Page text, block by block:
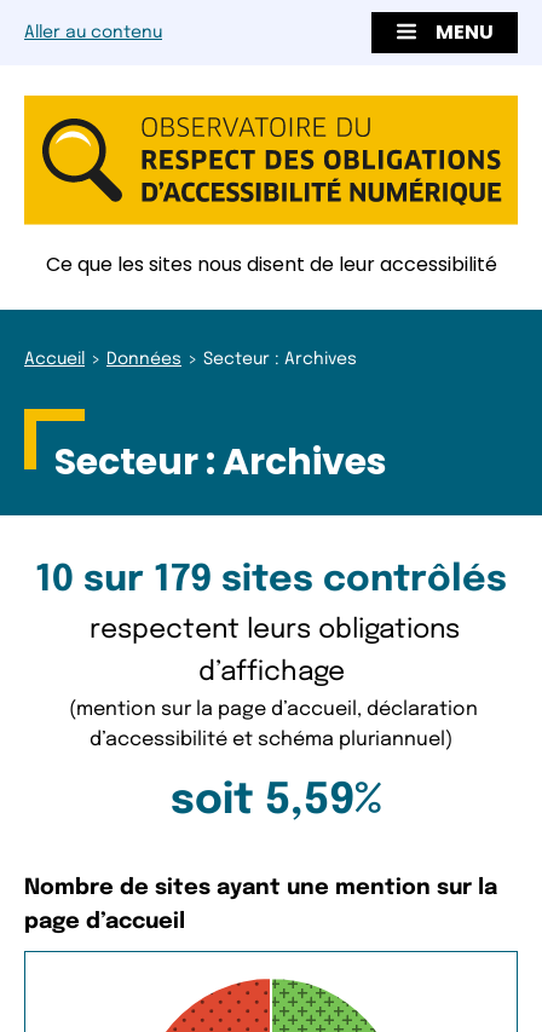
Aller au contenu MENU
Ce que les sites nous disent de leur accessibilité
Accueil Données Secteur : Archives
Secteur :Archives
10 sur 179 sites contrôlés
respectent leurs obligations
d’affichage
(mention sur la page d’accueil, déclaration
d’accessibilité et schéma pluriannuel)
soit 5,59%
Nombre de sites ayant une mention sur la
page d’accueil